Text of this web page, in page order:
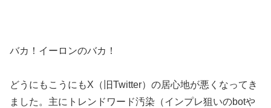
バカ！イーロンのバカ！
どうにもこうにもX（旧Twitter）の居心地が悪くなってき
ました。主にトレンドワード汚染（インプレ狙いのbotや